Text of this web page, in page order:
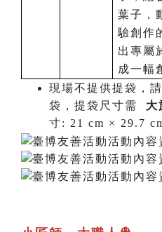
葉子，
驗創作
出專屬
成一幅
現場不提供提袋，請
袋，提袋尺寸需 大
寸: 21 cm × 29.7